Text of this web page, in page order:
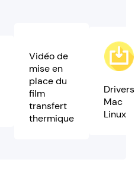
Vidéo de
mise en
place du
film
transfert
thermique
Drivers
Mac
Linux